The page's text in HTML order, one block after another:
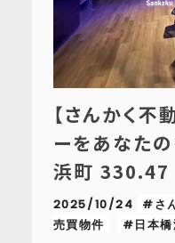
【さんかく不
ーをあなた
浜町 330.47
2025/10/24 #さ
売買物件
#日本橋